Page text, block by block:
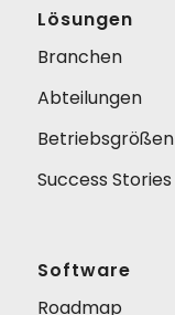
Lösungen
Branchen
Abteilungen
Betriebsgrößen
Success Stories
Software
Roadmap